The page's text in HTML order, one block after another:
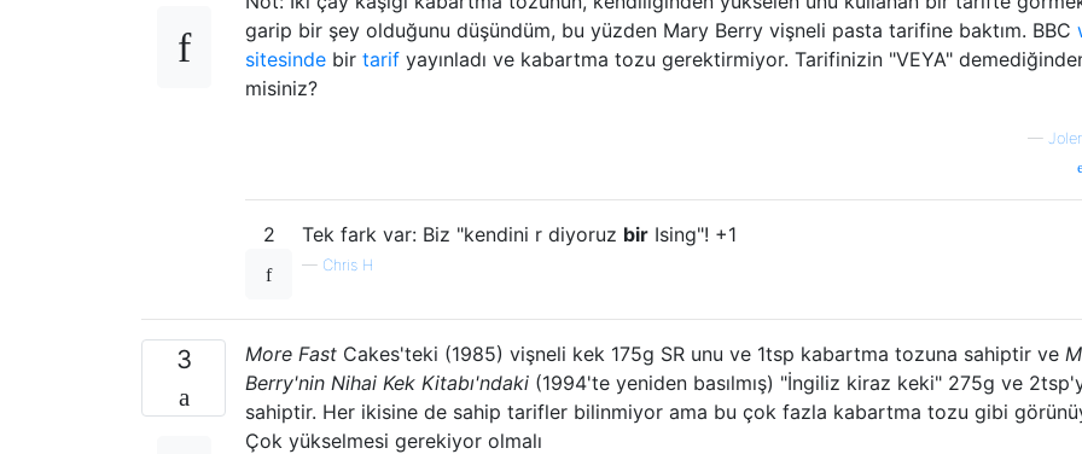
garip bir şey olduğunu düşündüm, bu yüzden Mary Berry vişneli pasta tarifine baktım. BBC
sitesinde bir tarif yayınladı ve kabartma tozu gerektirmiyor. Tarifinizin "VEYA"
misiniz?
—
2 Tek fark var: Biz "kendini r diyoruz bir Ising"! +1
— Chris H
3 More Fast Cakes'teki (1985) vişneli kek 175g SR unu ve 1tsp kabartma tozuna sahiptir ve
Berry'nin Nihai Kek Kitabı'ndaki (1994'te yeniden basılmış) "İngiliz kiraz keki" 275g ve
sahiptir. Her ikisine de sahip tarifler bilinmiyor ama bu çok fazla kabartma tozu gibi
Çok yükselmesi gerekiyor olmalı